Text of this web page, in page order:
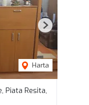
Harta
Next
Piata Resita,